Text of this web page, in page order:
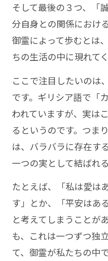
そして最後の３つ、「
分自身との関係におけ
御霊によって歩むとは
ちの生活の中に現れて
ここで注目したいのは
です。ギリシア語で「
われていますが、実は
るというのです。つま
は、バラバラに存在す
一つの実として結ばれ
たとえば、「私は愛は
す」とか、「平安はあ
と考えてしまうことが
も、これは一つずつ独
て、御霊が私たちの中